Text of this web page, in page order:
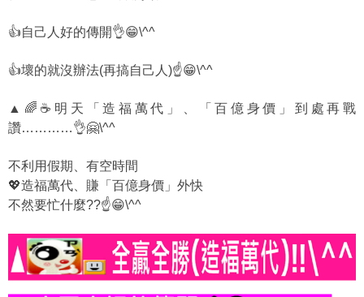
👍自己人好的傳開👌😁\^^
👍壞的就沒辦法(再搞自己人)☝️😁\^^
▲🌈☕明天「造福萬代」、「百億身價」到處再戰
讚…………👌🤗\^^
不利用假期、有空時間
💖造福萬代、賺「百億身價」外快
不然要忙什麼??☝️😁\^^